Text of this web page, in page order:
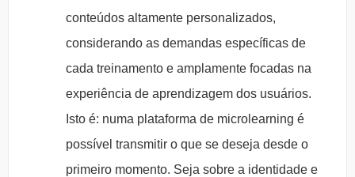
conteúdos altamente personalizados,
considerando as demandas específicas de
cada treinamento e amplamente focadas na
experiência de aprendizagem dos usuários.
Isto é: numa plataforma de microlearning é
possível transmitir o que se deseja desde o
primeiro momento. Seja sobre a identidade e